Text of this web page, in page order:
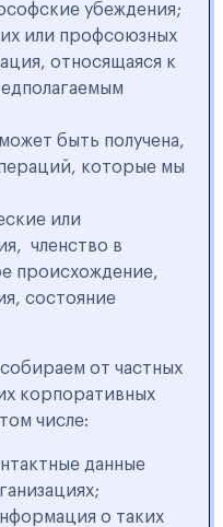
убеждения;
или профсоюзных
относящаяся к
быть получена,
которые мы
или
членство в
происхождение,
состояние
от частных
корпоративных
числе:
данные
о таких